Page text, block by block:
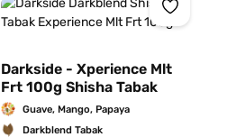
Darkside - Xperience Mlt
Frt 100g Shisha Tabak
Guave, Mango, Papaya
Darkblend Tabak